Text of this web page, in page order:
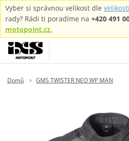
Vyber si správnou velikost dle
rady? Rádi ti poradíme na +420 491
motopoint.cz.
Domů
GMS TWISTER NEO WP MAN